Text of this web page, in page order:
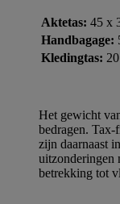
Aktetas: 45 x
Handbagage:
Kledingtas:
Het gewicht
bedragen. Tax-
zijn daarnaast
uitzonderingen
betrekking tot